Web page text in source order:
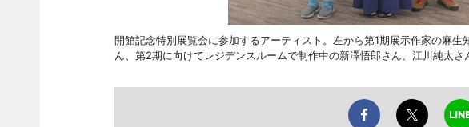
開館記念特別展覧会に参加するアーティスト。左から第1期展示作家の麻
ん、第2期に向けてレジデンスルームで制作中の新澤悟郎さん、江川純太さ